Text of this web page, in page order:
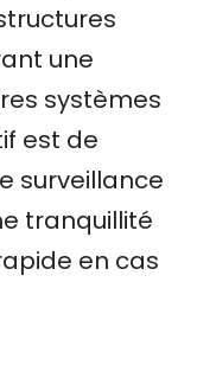
une
systèmes
est de
surveillance
tranquillité
en cas